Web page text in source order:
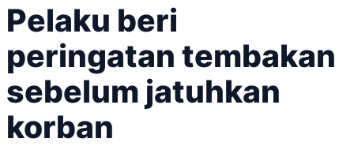
Pelaku beri
peringatan tembakan
sebelum jatuhkan
korban